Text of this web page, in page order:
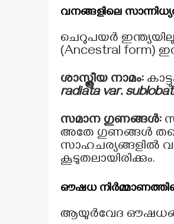
വനങ്ങളിലെ
ചെറുപയർ
(Ancestral form)
ശാസ്ത്രീയ നാമം:
radiata var.
സമാന ഗുണങ്ങൾ:
അതേ ഗുണങ്ങൾ
സാഹചര്യങ്ങളിൽ
കൂടുതലായിരിക്കും.
ഔഷധ
ആയുർവേദ